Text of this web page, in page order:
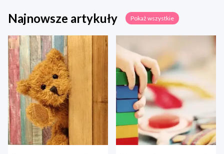
Najnowsze artykuły Pokaż wszystkie